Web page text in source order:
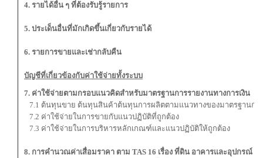
4. รายได้อื่น ๆ ที่ต้องรับรู้รายการ
5. ประเด็นอื่นที่มักเกิดขึ้นเกี่ยวกับรายได้
6. รายการขายและเช่ากลับคืน
บัญชีที่เกี่ยวข้องกับค่าใช้จ่ายทั้งระบบ
7. ค่าใช้จ่ายตามกรอบแนวคิดสำหรับมาตรฐานการรายงานทางการเงิน
7.1 ต้นทุนขาย ต้นทุนสินค้าต้นทุนการผลิตตามแนวทางของมาตรฐานกา
7.2 ค่าใช้จ่ายในการขายกับแนวปฏิบัติที่ถูกต้อง
7.3 ค่าใช้จ่ายในการบริหารหลักเกณฑ์และแนวปฏิบัติให้ถูกต้อง
8. การคำนวณค่าเสื่อมราคา ตาม TAS 16 เรื่อง ที่ดิน อาคารและอุปกรณ์